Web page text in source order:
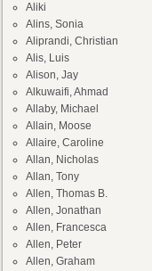
Aliki
Alins, Sonia
Aliprandi, Christian
Alis, Luis
Alison, Jay
Alkuwaifi, Ahmad
Allaby, Michael
Allain, Moose
Allaire, Caroline
Allan, Nicholas
Allan, Tony
Allen, Thomas B.
Allen, Jonathan
Allen, Francesca
Allen, Peter
Allen, Graham